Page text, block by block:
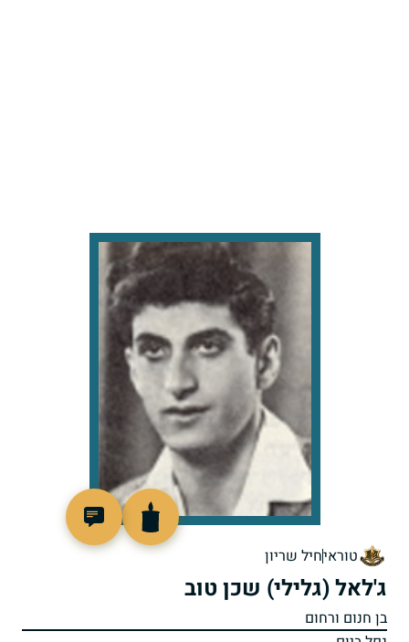
טוראיחיל שריון
ג'לאל (גלילי) שכן טוב
בן חנום ורחום